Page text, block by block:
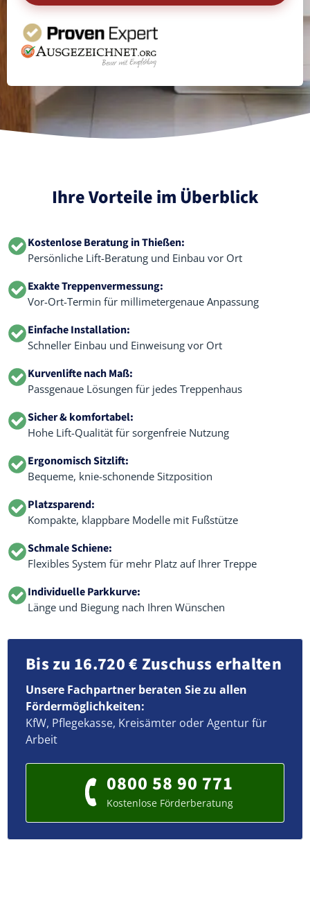
Ihre Vorteile im Überblick
Kostenlose Beratung in Thießen:
Persönliche Lift-Beratung und Einbau vor Ort
Exakte Treppenvermessung:
Vor-Ort-Termin für millimetergenaue Anpassung
Einfache Installation:
Schneller Einbau und Einweisung vor Ort
Kurvenlifte nach Maß:
Passgenaue Lösungen für jedes Treppenhaus
Sicher & komfortabel:
Hohe Lift-Qualität für sorgenfreie Nutzung
Ergonomisch Sitzlift:
Bequeme, knie-schonende Sitzposition
Platzsparend:
Kompakte, klappbare Modelle mit Fußstütze
Schmale Schiene:
Flexibles System für mehr Platz auf Ihrer Treppe
Individuelle Parkkurve:
Länge und Biegung nach Ihren Wünschen
Bis zu 16.720 € Zuschuss erhalten
Unsere Fachpartner beraten Sie zu allen
Fördermöglichkeiten:
KfW, Pflegekasse, Kreisämter oder Agentur für
Arbeit
0800 58 90 771
Kostenlose Förderberatung